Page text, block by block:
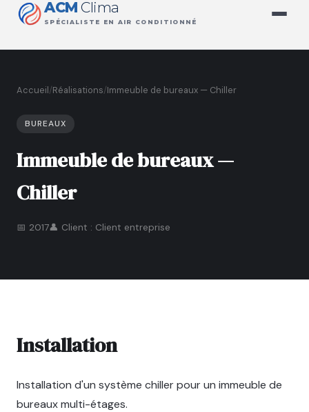
ACM Clima
SPÉCIALISTE EN AIR CONDITIONNÉ
Accueil/Réalisations/Immeuble de bureaux — Chiller
BUREAUX
Immeuble de bureaux —
Chiller
📅 2017👤 Client : Client entreprise
Installation
Installation d'un système chiller pour un immeuble de
bureaux multi-étages.